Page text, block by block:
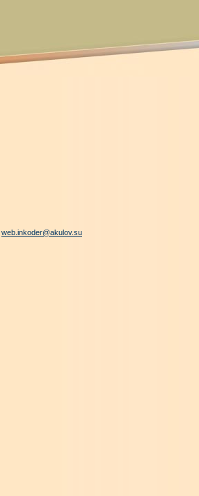
web.inkoder@akulov.su